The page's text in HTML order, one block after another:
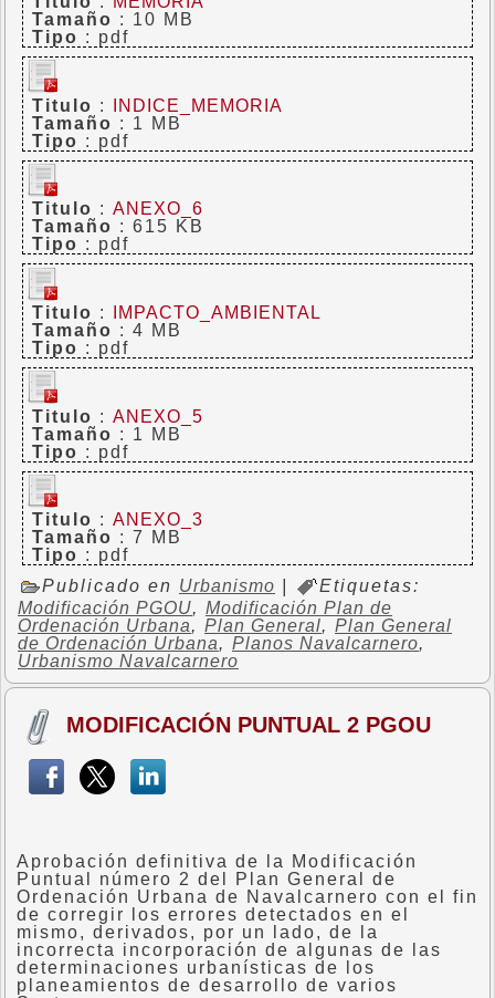
Tamaño : 10 MB
Tipo : pdf
Titulo :
INDICE_MEMORIA
Tamaño : 1 MB
Tipo : pdf
Titulo :ANEXO_6
Tamaño : 615 KB
Tipo : pdf
Titulo :
IMPACTO_AMBIENTAL
Tamaño : 4 MB
Tipo : pdf
Titulo :ANEXO_5
Tamaño : 1 MB
Tipo : pdf
Titulo :ANEXO_3
Tamaño : 7 MB
Tipo : pdf
Publicado en Urbanismo
Etiquetas:
Modificación PGOU, Modificación Plan de
Ordenación Urbana, Plan General, Plan General
de Ordenación Urbana, Planos Navalcarnero,
Urbanismo Navalcarnero
MODIFICACIÓN PUNTUAL 2 PGOU
Aprobación definitiva de la Modificación
Puntual número 2 del Plan General de
Ordenación Urbana de Navalcarnero con el fin
de corregir los errores detectados en el
mismo, derivados, por un lado, de la
incorrecta incorporación de algunas de las
determinaciones urbanísticas de los
planeamientos de desarrollo de varios